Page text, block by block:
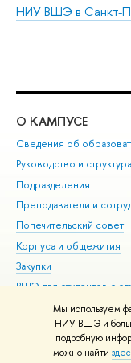
Мы используем
НИУ ВШЭ и
подробную
можно найти
НИУ ВШЭ в Санкт-
О КАМПУСЕ
Сведения об
Руководство и структура
Подразделения
Преподаватели и
Попечительский совет
Корпуса и общежития
Закупки
ВШЭ для студентов с
здоровья и
Версия для
Единая платежная